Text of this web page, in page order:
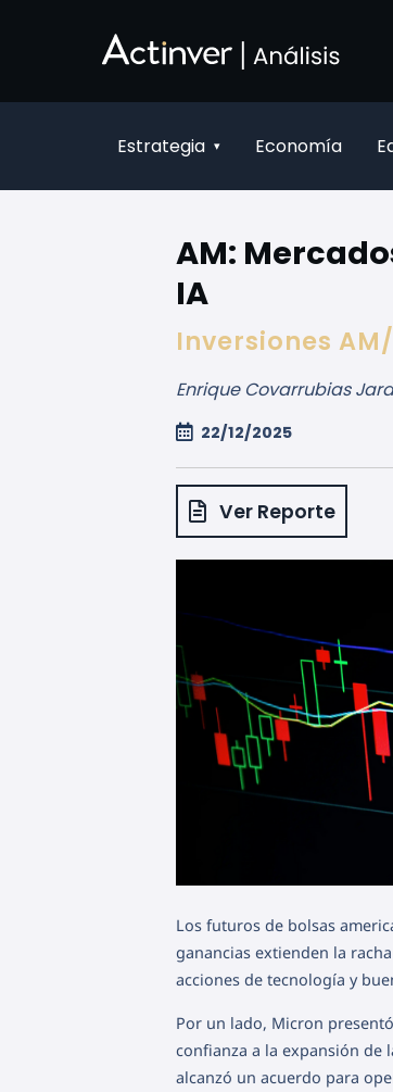
Estrategia ▾ Economía
AM:
IA
Inversiones
Enrique Covarrubias
22/12/2025
Ver Reporte
Los futuros de bolsas
ganancias extienden la
acciones de tecnología y
Por un lado, Micron
confianza a la expansión de
alcanzó un acuerdo para